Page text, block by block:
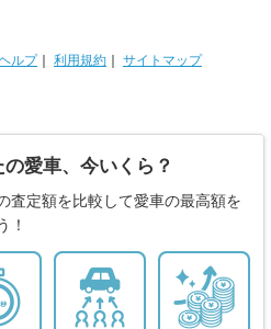
ルプ｜ 利用規約 サイトマップ
の愛車、今いくら？
査定額を比較して愛車の最高額を
！